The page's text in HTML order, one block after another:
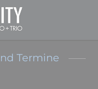
Termine